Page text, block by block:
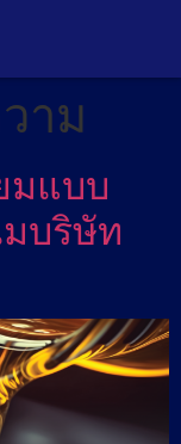
าม
มแบบ
บริษัท